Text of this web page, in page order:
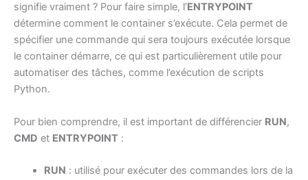
signifie vraiment ? Pour faire simple, l’ENTRYPOINT
détermine comment le container s’exécute. Cela permet de
spécifier une commande qui sera toujours exécutée lorsque
le container démarre, ce qui est particulièrement utile pour
automatiser des tâches, comme l’exécution de scripts
Python.
Pour bien comprendre, il est important de différencier RUN,
CMD et ENTRYPOINT :
RUN : utilisé pour exécuter des commandes lors de la